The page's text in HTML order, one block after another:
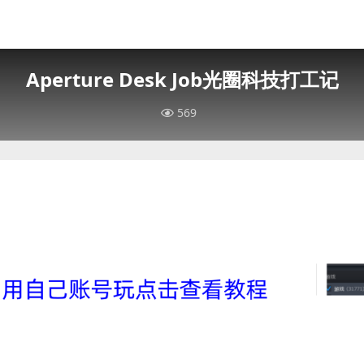
Aperture Desk Job光圈科技打工记
569